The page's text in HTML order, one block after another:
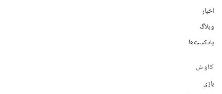
اخبار
وبلاگ
پادکست‌ها
کاوش
بازی